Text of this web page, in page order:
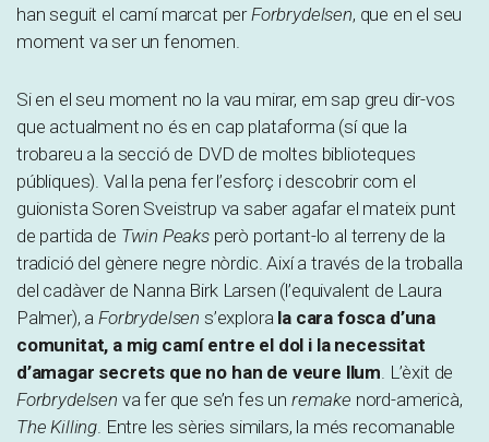
han seguit el camí marcat perForbrydelsen, que en el seu
moment va ser un fenomen.
Si en el seu moment no la vau mirar, em sap greu dir-vos
que actualment no és en cap plataforma (sí que la
trobareu a la secció de DVD de moltes biblioteques
públiques). Val la pena fer l’esforç i descobrir com el
guionista Soren Sveistrup va saber agafar el mateix punt
de partida de Twin Peaksperò portant-lo al terreny de la
tradició del gènere negre nòrdic. Així a través de la troballa
del cadàver de Nanna Birk Larsen (l’equivalent de Laura
Palmer), aForbrydelsen s’explora la cara fosca d’una
comunitat, a mig camí entre el dol i la necessitat
d’amagar secrets que no han de veure llum. L’èxit de
Forbrydelsen va fer que se’n fes un remake nord-americà,
The Killing. Entre les sèries similars, la més recomanable